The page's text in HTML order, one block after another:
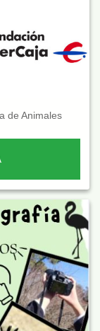
de Animales